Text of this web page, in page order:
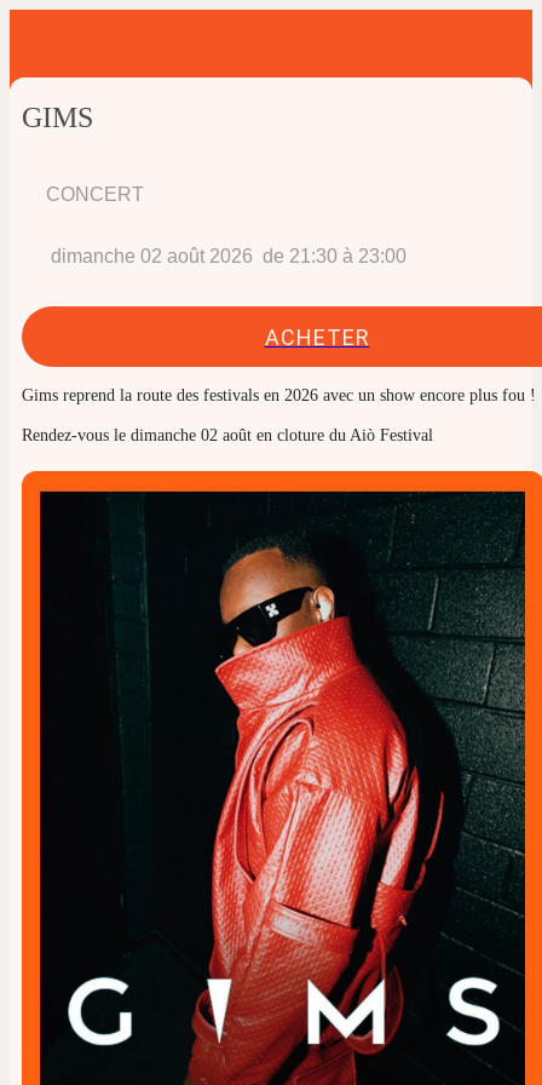
GIMS
CONCERT
dimanche 02 août 2026  de 21:30 à 23:00
ACHETER
Gims reprend la route des festivals en 2026 avec un show encore plus fou !
Rendez-vous le dimanche 02 août en cloture du Aiò Festival